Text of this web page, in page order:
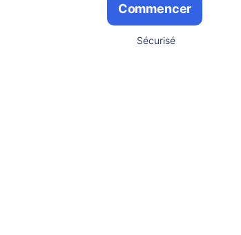
Commencer
Sécurisé